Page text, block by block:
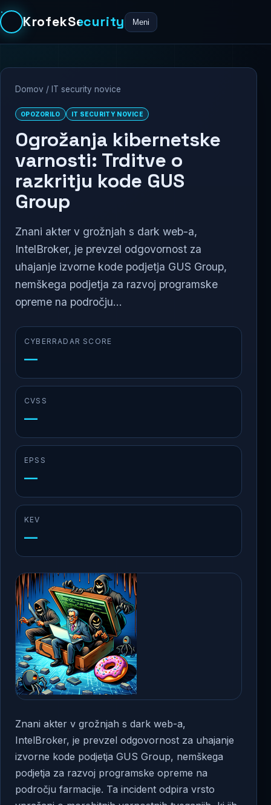
KrofekSecurity Meni
Domov / IT security novice
OPOZORILO IT SECURITY NOVICE
Ogrožanja kibernetske
varnosti: Trditve o
razkritju kode GUS
Group
Znani akter v grožnjah s dark web-a,
IntelBroker, je prevzel odgovornost za
uhajanje izvorne kode podjetja GUS Group,
nemškega podjetja za razvoj programske
opreme na področju...
CYBERRADAR SCORE
—
CVSS
—
EPSS
—
KEV
—
Znani akter v grožnjah s dark web-a,
IntelBroker, je prevzel odgovornost za uhajanje
izvorne kode podjetja GUS Group, nemškega
podjetja za razvoj programske opreme na
področju farmacije. Ta incident odpira vrsto